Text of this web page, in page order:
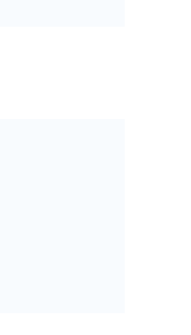
开封）有限公司